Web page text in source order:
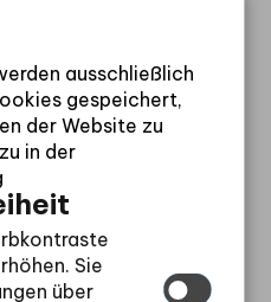
ausschließlich
gespeichert,
der Website zu
in der
Sie
über